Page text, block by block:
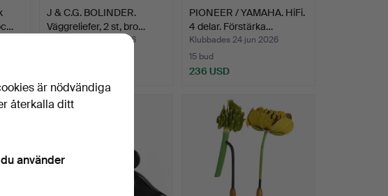
J & C.G. BOLINDER.
Väggreliefer, 2 st, bro…
Klubbades 26 jun 2026
PIONEER / YAMAHA. HiFi.
4 delar. Förstärka…
Klubbades 24 jun 2026
15 bud
236 USD
är nödvändiga
återkalla ditt
använder